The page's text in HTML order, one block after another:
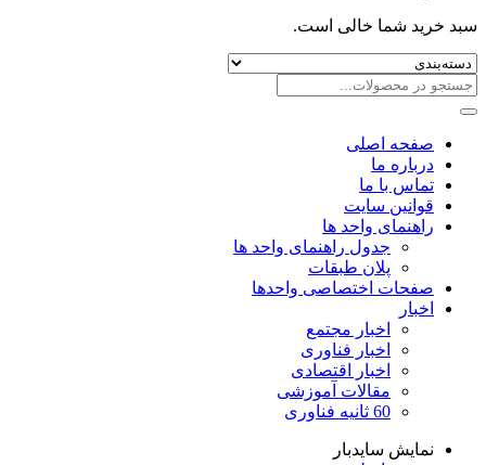
سبد خرید شما خالی است.
صفحه اصلی
درباره ما
تماس با ما
قوانین سایت
راهنمای واحد ها
جدول راهنمای واحد ها
پلان طبقات
صفحات اختصاصی واحدها
اخبار
اخبار مجتمع
اخبار فناوری
اخبار اقتصادی
مقالات آموزشی
60 ثانیه فناوری
نمایش سایدبار